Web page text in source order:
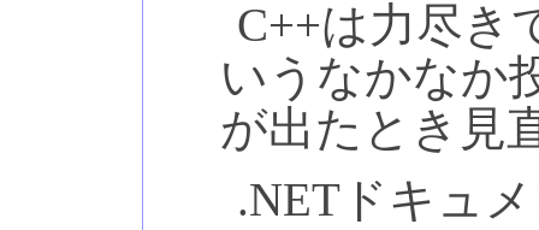
C++は力尽き
いうなかなか
が出たとき見
.NETドキュ